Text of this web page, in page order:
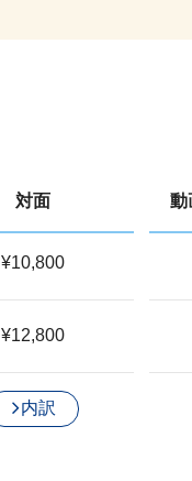
対面 動
¥10,800
¥12,800
内訳